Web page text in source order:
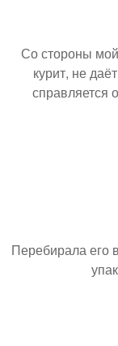
Со стороны
курит, не
справляется
Перебирала его